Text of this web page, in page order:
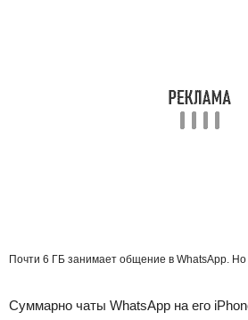
Почти 6 ГБ занимает общение в WhatsApp.
Суммарно чаты WhatsApp на его